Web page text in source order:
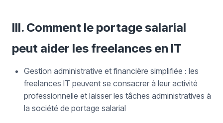
III. Comment le portage salarial
peut aider les freelances en IT
Gestion administrative et financière simplifiée : les
freelances IT peuvent se consacrer à leur activité
professionnelle et laisser les tâches administratives à
la société de portage salarial